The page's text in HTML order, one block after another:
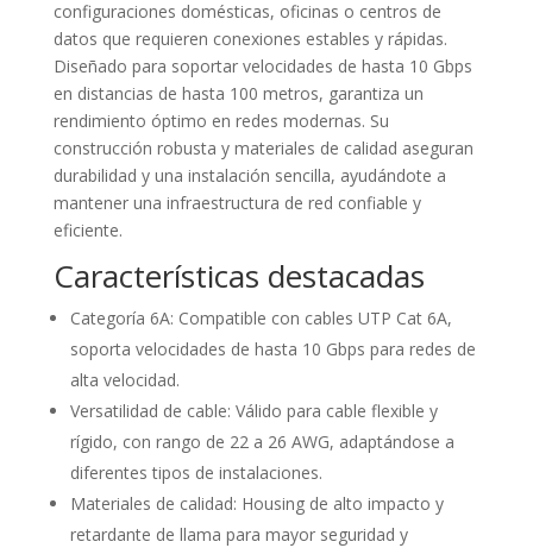
configuraciones domésticas, oficinas o centros de
datos que requieren conexiones estables y rápidas.
Diseñado para soportar velocidades de hasta 10 Gbps
en distancias de hasta 100 metros, garantiza un
rendimiento óptimo en redes modernas. Su
construcción robusta y materiales de calidad aseguran
durabilidad y una instalación sencilla, ayudándote a
mantener una infraestructura de red confiable y
eficiente.
Características destacadas
Categoría 6A: Compatible con cables UTP Cat 6A,
soporta velocidades de hasta 10 Gbps para redes de
alta velocidad.
Versatilidad de cable: Válido para cable flexible y
rígido, con rango de 22 a 26 AWG, adaptándose a
diferentes tipos de instalaciones.
Materiales de calidad: Housing de alto impacto y
retardante de llama para mayor seguridad y